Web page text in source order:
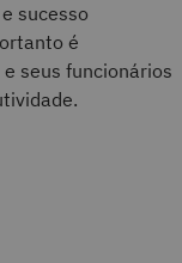
sucesso
é
seus funcionários